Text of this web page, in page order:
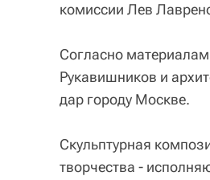
комиссии Лев
Согласно
Рукавишников и
дар городу Москве.
Скульптурная
творчества -